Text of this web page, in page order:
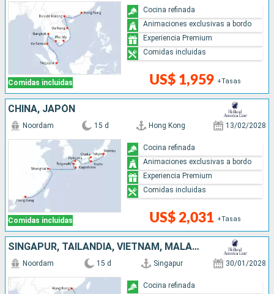
Comidas incluidas US$ 1,959 +Tasas
Cocina refinada
Animaciones exclusivas a bordo
Experiencia Premium
Comidas incluidas
CHINA, JAPÓN
Comidas incluidas
Noordam 15 d Hong Kong 13/02/2028
US$ 2,031 +Tasas
Cocina refinada
Animaciones exclusivas a bordo
Experiencia Premium
Comidas incluidas
SINGAPUR, TAILANDIA, VIETNAM, MALASIA, FILIPINAS, CHINA
Noordam 15 d Singapur 30/01/2028
Cocina refinada